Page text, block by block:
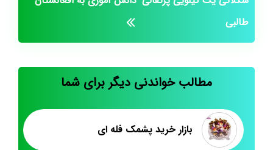
طالبی
مطالب خواندنی دیگر برای شما
بازار خرید پشمک فله ای